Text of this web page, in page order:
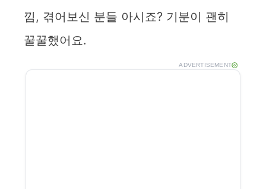
낌, 겪어보신 분들 아시죠? 기분이 괜히
꿀꿀했어요.
ADVERTISEMENT